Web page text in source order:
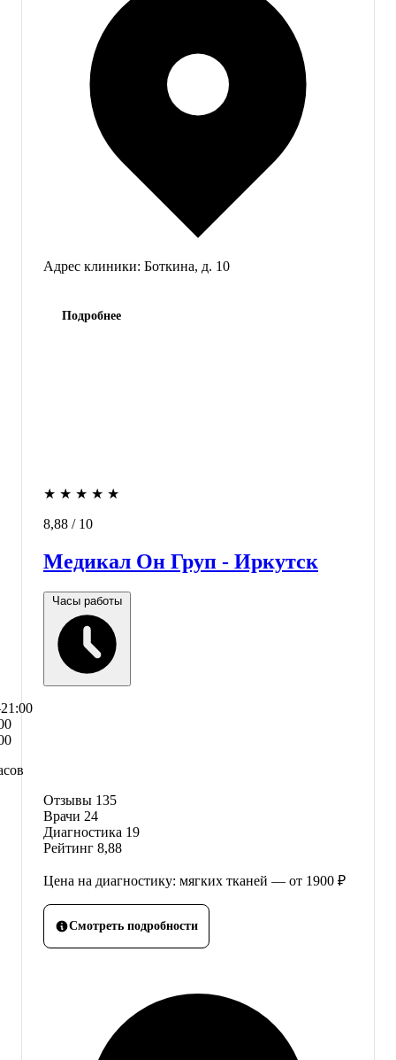
Адрес клиники: Боткина, д. 10
Подробнее
★ ★ ★ ★ ★
8,88 / 10
Медикал Он Груп - Иркутск
Часы работы
Отзывы 135
Врачи 24
Диагностика 19
Рейтинг 8,88
Цена на диагностику: мягких тканей — от 1900 ₽
Смотреть подробности